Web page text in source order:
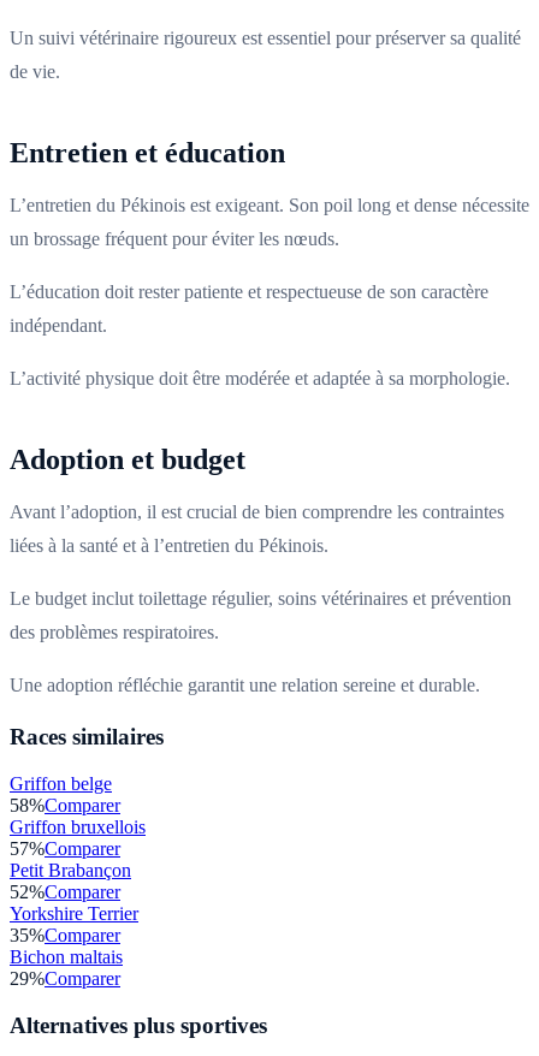
Un suivi vétérinaire rigoureux est essentiel pour préserver sa qualité
de vie.
Entretien et éducation
L’entretien du Pékinois est exigeant. Son poil long et dense nécessite
un brossage fréquent pour éviter les nœuds.
L’éducation doit rester patiente et respectueuse de son caractère
indépendant.
L’activité physique doit être modérée et adaptée à sa morphologie.
Adoption et budget
Avant l’adoption, il est crucial de bien comprendre les contraintes
liées à la santé et à l’entretien du Pékinois.
Le budget inclut toilettage régulier, soins vétérinaires et prévention
des problèmes respiratoires.
Une adoption réfléchie garantit une relation sereine et durable.
Races similaires
Griffon belge
58%Comparer
Griffon bruxellois
57%Comparer
Petit Brabançon
52%Comparer
Yorkshire Terrier
35%Comparer
Bichon maltais
29%Comparer
Alternatives plus sportives